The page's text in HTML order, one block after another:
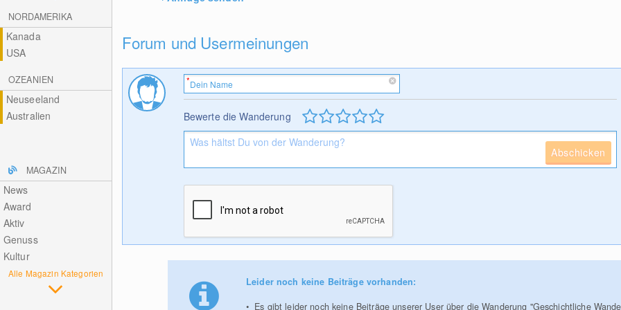
NORDAMERIKA
Kanada
USA
OZEANIEN
Neuseeland
Australien
MAGAZIN
News
Award
Aktiv
Genuss
Kultur
Alle Magazin Kategorien
Forum und Usermeinungen
Bewerte die Wanderung
Abschicken
Leider noch keine Beiträge vorhanden:
Es gibt leider noch keine Beiträge unserer User über die Wanderung "Geschichtliche